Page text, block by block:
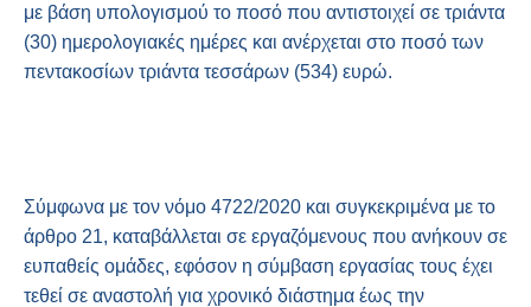
με βάση υπολογισμού το ποσό που αντιστοιχεί σε τριάντα
(30) ημερολογιακές ημέρες και ανέρχεται στο ποσό των
πεντακοσίων τριάντα τεσσάρων (534) ευρώ.
Σύμφωνα με τον νόμο 4722/2020 και συγκεκριμένα με το
άρθρο 21, καταβάλλεται σε εργαζόμενους που ανήκουν σε
ευπαθείς ομάδες, εφόσον η σύμβαση εργασίας τους έχει
τεθεί σε αναστολή για χρονικό διάστημα έως την